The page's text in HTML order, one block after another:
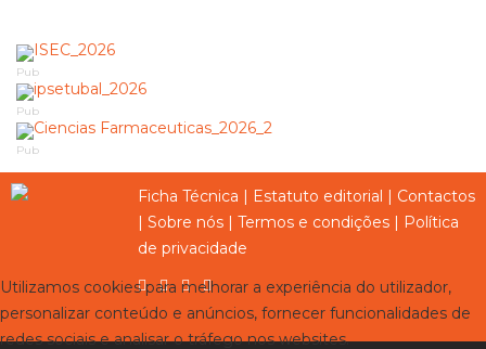
Pub
Pub
Pub
Ficha Técnica | Estatuto editorial | Contactos
| Sobre nós | Termos e condições | Política
de privacidade
Utilizamos cookies para melhorar a experiência do utilizador,
personalizar conteúdo e anúncios, fornecer funcionalidades de
redes sociais e analisar o tráfego nos websites.